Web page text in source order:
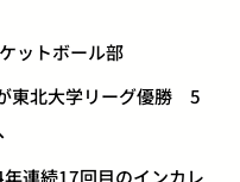
ットボール部
東北大学リーグ優勝 5
連続17回目のインカレ